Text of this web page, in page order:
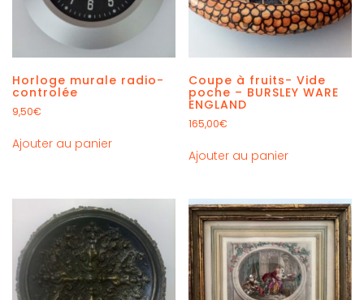
Horloge murale radio-
controlée
9,50€
Ajouter au panier
Coupe à fruits- Vide
poche – BURSLEY WARE
ENGLAND
165,00€
Ajouter au panier